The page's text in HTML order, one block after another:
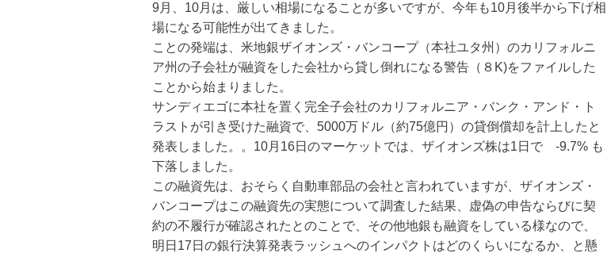
9月、10月は、厳しい相場になることが多いですが、今年も10月後半から下げ相
場になる可能性が出てきました。
ことの発端は、米地銀ザイオンズ・バンコープ（本社ユタ州）のカリフォルニ
ア州の子会社が融資をした会社から貸し倒れになる警告（８K)をファイルした
ことから始まりました。
サンディエゴに本社を置く完全子会社のカリフォルニア・バンク・アンド・ト
ラストが引き受けた融資で、5000万ドル（約75億円）の貸倒償却を計上したと
発表しました。。10月16日のマーケットでは、ザイオンズ株は1日で -9.7% も
下落しました。
この融資先は、おそらく自動車部品の会社と言われていますが、ザイオンズ・
バンコープはこの融資先の実態について調査した結果、虚偽の申告ならびに契
約の不履行が確認されたとのことで、その他地銀も融資をしている様なので、
明日17日の銀行決算発表ラッシュへのインパクトはどのくらいになるか、と懸